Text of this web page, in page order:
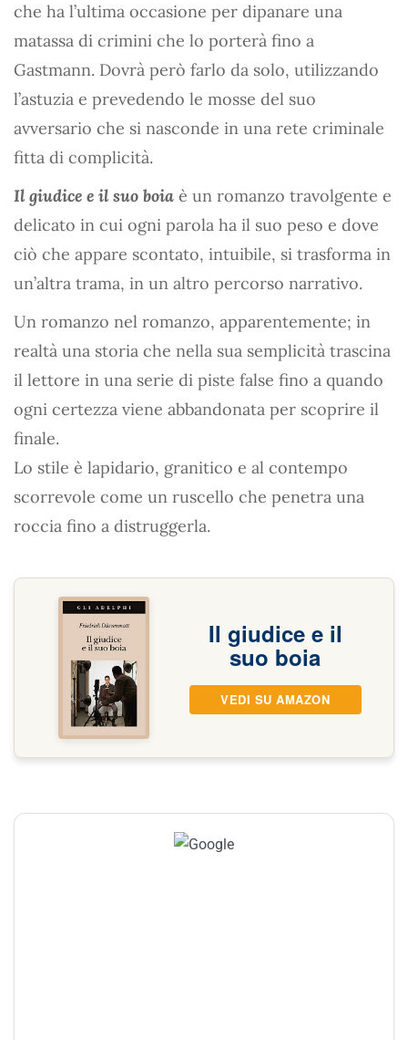
che ha l’ultima occasione per dipanare una
matassa di crimini che lo porterà fino a
Gastmann. Dovrà però farlo da solo, utilizzando
l’astuzia e prevedendo le mosse del suo
avversario che si nasconde in una rete criminale
fitta di complicità.
Il giudice e il suo boia è un romanzo travolgente e
delicato in cui ogni parola ha il suo peso e dove
ciò che appare scontato, intuibile, si trasforma in
un’altra trama, in un altro percorso narrativo.
Un romanzo nel romanzo, apparentemente; in
realtà una storia che nella sua semplicità trascina
il lettore in una serie di piste false fino a quando
ogni certezza viene abbandonata per scoprire il
finale.
Lo stile è lapidario, granitico e al contempo
scorrevole come un ruscello che penetra una
roccia fino a distruggerla.
Il giudice e il
suo boia
VEDI SU AMAZON